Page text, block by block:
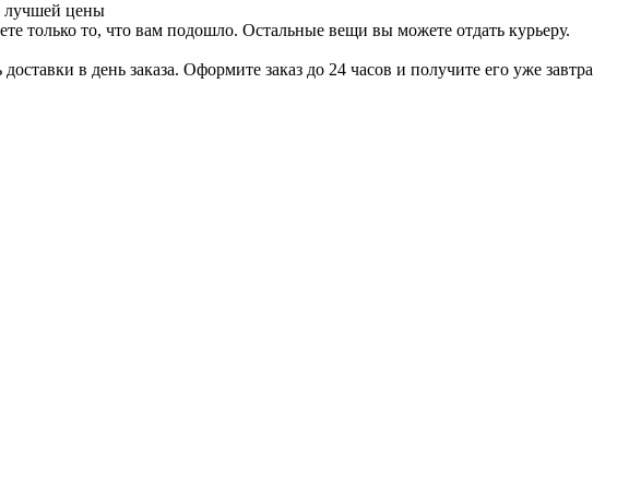
лучшей цены
только то, что вам подошло. Остальные вещи вы можете отдать курьеру.
в день заказа. Оформите заказ до 24 часов и получите его уже завтра